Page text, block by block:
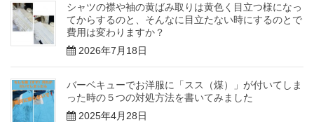
シャツの襟や袖の黄ばみ取りは黄色く目立つ様になっ
てからするのと、そんなに目立たない時にするのとで
費用は変わりますか？
2026年7月18日
バーベキューでお洋服に「スス（煤）」が付いてしま
った時の５つの対処方法を書いてみました
2025年4月28日